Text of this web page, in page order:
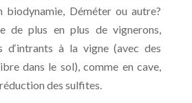
biodynamie, Déméter ou autre?
de plus en plus de vignerons,
d‘intrants à la vigne (avec des
dans le sol), comme en cave,
des sulfites.